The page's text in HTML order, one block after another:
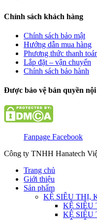
Chính sách khách hàng
Chính sách bảo mật
Hướng dẫn mua hàng
Phương thức thanh
Lắp đặt – vận chuyển
Chính sách bảo hành
Được bảo vệ bản quyền
Fanpage Facebook
Công ty TNHH Hanatech
Trang chủ
Giới thiệu
Sản phẩm
KỆ SIÊU THỊ,
KỆ SIÊU
KỆ SIÊU